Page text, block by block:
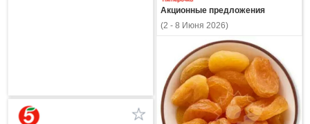
Акционные предложения
(2 - 8 Июня 2026)